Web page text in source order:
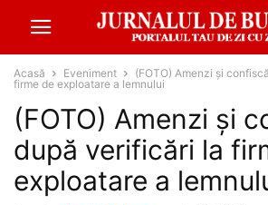
Acasă Eveniment
(FOTO) Amenzi și
firme de exploatare a lemnului
(FOTO) Amenzi și
după verificări la
exploatare a